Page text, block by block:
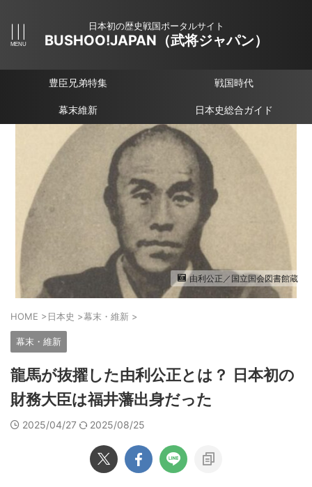
日本初の歴史戦国ポータルサイト
BUSHOO!JAPAN（武将ジャパン）
豊臣兄弟特集 戦国時代
幕末維新 日本史総合ガイド
由利公正／国立国会図書館蔵
HOME >日本史 >幕末・維新 >
幕末・維新
龍馬が抜擢した由利公正とは？ 日本初の
財務大臣は福井藩出身だった
2025/04/27 2025/08/25